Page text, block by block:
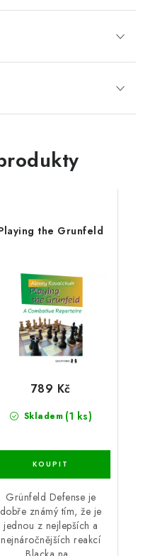
the Grunfeld
Skladem (1 ks)
789 Kč
Grünfeld Defense je
dobře známý tím, že je
jednou z nejlepších a
nejnáročnějších reakcí